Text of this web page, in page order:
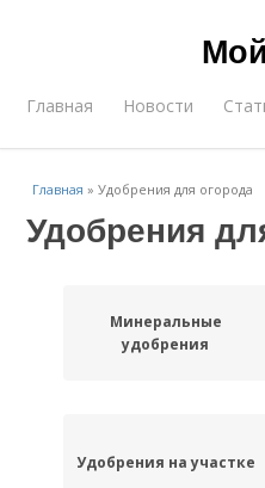
Главная Новости
Главная »Удобрения для огорода
Удобрения
Минеральные
удобрения
Удобрения на участке